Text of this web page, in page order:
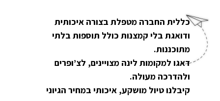
כללית החברה מטפלת בצורה איכותית
ודואגת בלי קמצנות כולל תוספות בלתי
מתוכננות.
דאגו למקומות לינה מצויינים, לצ’ופרים
ולהדרכה מעולה.
קיבלנו טיול מושקע, איכותי במחיר הגיוני